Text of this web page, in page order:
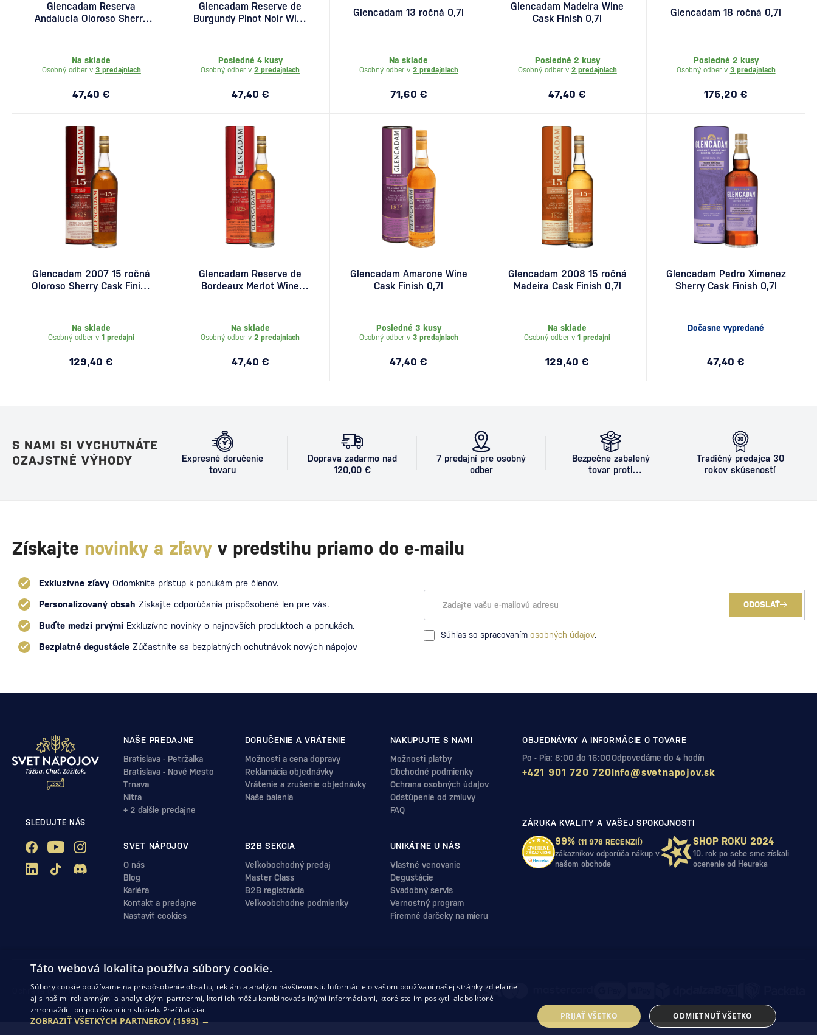
Glencadam Reserva
Andalucia Oloroso Sherry
Na sklade
Osobný odber v 3 predajniach
47,40 €
Glencadam Reserve de
Burgundy Pinot Noir Wine
Posledné 4 kusy
Osobný odber v2 predajniach
47,40 €
Glencadam 13 ročná 0,7l
Na sklade
Osobný odber v 2 predajniach
71,60 €
Glencadam Madeira Wine
Cask Finish 0,7l
Posledné 2 kusy
Osobný odber v 2 predajniach
47,40 €
Glencadam 18 ročná 0,7l
Posledné 2 kusy
Osobný odber v 3 predajniach
175,20 €
Glencadam 2007 15 ročná
Oloroso Sherry Cask Finish
Na sklade
Osobný odber v1 predajni
129,40 €
Glencadam Reserve de
Bordeaux Merlot Wine
Na sklade
Osobný odber v2 predajniach
47,40 €
Glencadam Amarone Wine
Cask Finish 0,7l
Posledné 3 kusy
Osobný odber v 3 predajniach
47,40 €
Glencadam 2008 15 ročná
Madeira Cask Finish 0,7l
Na sklade
Osobný odber v1 predajni
129,40 €
Glencadam Pedro Ximenez
Sherry Cask Finish 0,7l
Dočasne vypredané
47,40 €
S NAMI SI VYCHUTNÁTE
OZAJSTNÉ VÝHODY
Expresné doručenie
tovaru
Doprava zadarmo nad
120,00 €
7 predajní pre osobný
odber
Bezpečne zabalený
tovar proti
Tradičný predajca 30
rokov skúseností
Získajte novinky a zľavy v predstihu priamo do e-mailu
Exkluzívne zľavy Odomknite prístup k ponukám pre členov.
Personalizovaný obsah Získajte odporúčania prispôsobené len pre vás.
Buďte medzi prvými Exkluzívne novinky o najnovších produktoch a ponukách.
Bezplatné degustácie Zúčastnite sa bezplatných ochutnávok nových nápojov
ODOSLAŤ
Súhlas so spracovaním osobných údajov.
SLEDUJTE NÁS
NAŠE PREDAJNE
Bratislava - Petržalka
Bratislava - Nové Mesto
Trnava
Nitra
+ 2 ďalšie predajne
DORUČENIE A VRÁTENIE
Možnosti a cena dopravy
Reklamácia objednávky
Vrátenie a zrušenie objednávky
Naše balenia
NAKUPUJTE S NAMI
Možnosti platby
Obchodné podmienky
Ochrana osobných údajov
Odstúpenie od zmluvy
FAQ
SVET NÁPOJOV
O nás
Blog
Kariéra
Kontakt a predajne
Nastaviť cookies
B2B SEKCIA
Veľkobochodný predaj
Master Class
B2B registrácia
Veľkoobchodne podmienky
UNIKÁTNE U NÁS
Vlastné venovanie
Degustácie
Svadobný servis
Vernostný program
Firemné darčeky na mieru
OBJEDNÁVKY A INFORMÁCIE O TOVARE
Po - Pia: 8:00 do 16:00
+421 901 720 720
Odpovedáme do 4 hodín
info@svetnapojov.sk
ZÁRUKA KVALITY A VAŠEJ SPOKOJNOSTI
99% (11 978 RECENZIÍ)
zákazníkov odporúča nákup v
našom obchode
SHOP ROKU 2024
10. rok po sebesme získali
ocenenie od Heureka
Ochrana osobných údajovObchodné podmienkyOdstúpenie od zmluvy
Táto webová lokalita používa súbory cookie.
Súbory cookie používame na prispôsobenie obsahu, reklám a analýzu návštevnosti. Informácie o vašom používaní našej stránky zdieľame
aj s našimi reklamnými a analytickými partnermi, ktorí ich môžu kombinovať s inými informáciami, ktoré ste im poskytli alebo ktoré
zhromaždili pri používaní ich služieb. Prečítať viac
ZOBRAZIŤ VŠETKÝCH PARTNEROV (1593) → PRIJAŤ VŠETKO ODMIETNUŤ VŠETKO